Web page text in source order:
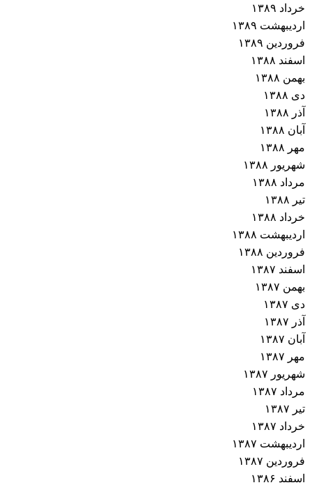
خرداد ۱۳۸۹
اردیبهشت ۱۳۸۹
فروردین ۱۳۸۹
اسفند ۱۳۸۸
بهمن ۱۳۸۸
دی ۱۳۸۸
آذر ۱۳۸۸
آبان ۱۳۸۸
مهر ۱۳۸۸
شهریور ۱۳۸۸
مرداد ۱۳۸۸
تیر ۱۳۸۸
خرداد ۱۳۸۸
اردیبهشت ۱۳۸۸
فروردین ۱۳۸۸
اسفند ۱۳۸۷
بهمن ۱۳۸۷
دی ۱۳۸۷
آذر ۱۳۸۷
آبان ۱۳۸۷
مهر ۱۳۸۷
شهریور ۱۳۸۷
مرداد ۱۳۸۷
تیر ۱۳۸۷
خرداد ۱۳۸۷
اردیبهشت ۱۳۸۷
فروردین ۱۳۸۷
اسفند ۱۳۸۶